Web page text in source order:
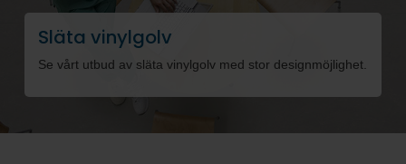
Släta vinylgolv
Se vårt utbud av släta vinylgolv med stor designmöjlighet.